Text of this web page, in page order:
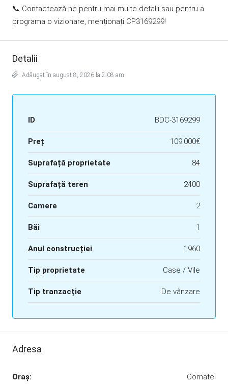
📞 Contactează-ne pentru mai multe detalii sau pentru a
programa o vizionare, menționați CP3169299!
Detalii
Adăugat în august 8, 2026 la 2:08 am
ID BDC-3169299
Preț 109.000€
Suprafață proprietate 84
Suprafață teren 2400
Camere 2
Băi 1
Anul construcției 1960
Tip proprietate Case / Vile
Tip tranzacție De vânzare
Adresa
Oraş: Cornatel